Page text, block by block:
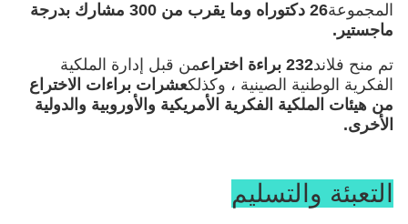
المجموعة
26 دكتوراه وما يقرب من 300 مشارك بدرجة
ماجستير.
تم منح فلاند232 براءة اختراع
من قبل إدارة الملكية
الفكرية الوطنية الصينية ، وكذلكعشرات براءات الاختراع
من هيئات الملكية الفكرية الأمريكية والأوروبية والدولية
الأخرى.
التعبئة والتسليم